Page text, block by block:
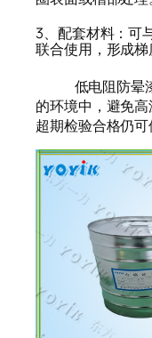
3、配套材料：可
联合使用，形成梯
低电阻防晕漆
的环境中，避免
超期检验合格仍可